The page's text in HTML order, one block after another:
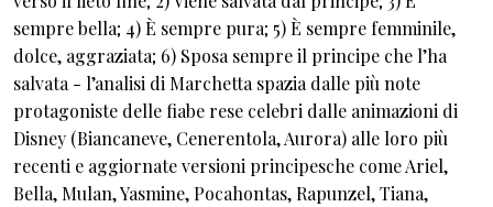
sempre bella; 4) È sempre pura; 5) È sempre femminile,
dolce, aggraziata; 6) Sposa sempre il principe che l’ha
salvata - l’analisi di Marchetta spazia dalle più note
protagoniste delle fiabe rese celebri dalle animazioni di
Disney (Biancaneve, Cenerentola, Aurora) alle loro più
recenti e aggiornate versioni principesche come Ariel,
Bella, Mulan, Yasmine, Pocahontas, Rapunzel, Tiana,